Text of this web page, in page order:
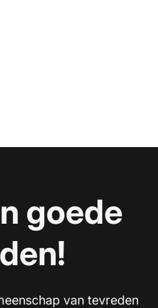
goede
van tevreden